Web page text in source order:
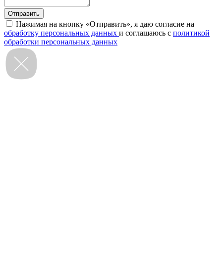
Нажимая на кнопку «Отправить», я даю согласие на
обработку персональных данных и соглашаюсь с политикой
обработки персональных данных